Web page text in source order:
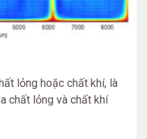
lỏng hoặc chất khí, là
chất lỏng và chất khí